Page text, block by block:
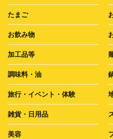
たまご
お飲み物
加工品等
調味料・油
旅行・イベント・体験
雑貨・日用品
美容